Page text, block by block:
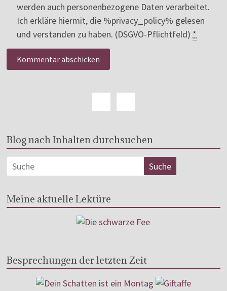
werden auch personenbezogene Daten verarbeitet.
Ich erkläre hiermit, die %privacy_policy% gelesen
und verstanden zu haben. (DSGVO-Pflichtfeld) *
Blog nach Inhalten durchsuchen
Meine aktuelle Lektüre
Besprechungen der letzten Zeit